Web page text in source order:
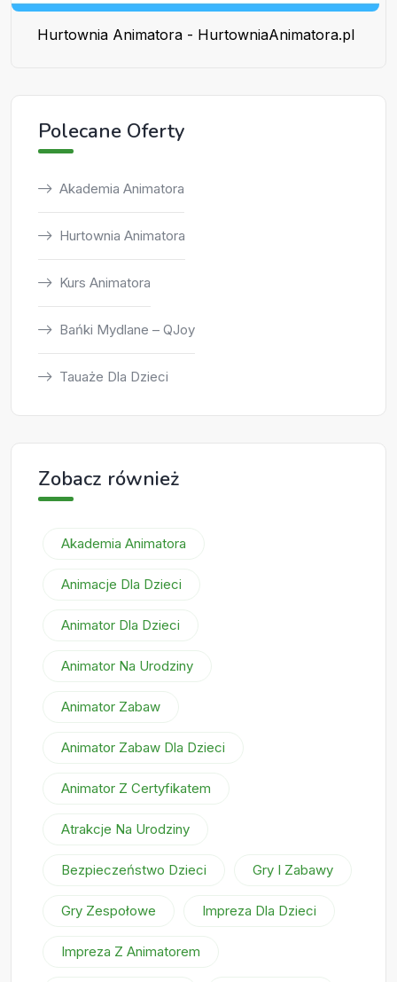
Hurtownia Animatora - HurtowniaAnimatora.pl
Polecane Oferty
Akademia Animatora
Hurtownia Animatora
Kurs Animatora
Bańki Mydlane – QJoy
Tauaże Dla Dzieci
Zobacz również
Akademia Animatora
Animacje Dla Dzieci
Animator Dla Dzieci
Animator Na Urodziny
Animator Zabaw
Animator Zabaw Dla Dzieci
Animator Z Certyfikatem
Atrakcje Na Urodziny
Bezpieczeństwo Dzieci Gry I Zabawy
Gry Zespołowe Impreza Dla Dzieci
Impreza Z Animatorem